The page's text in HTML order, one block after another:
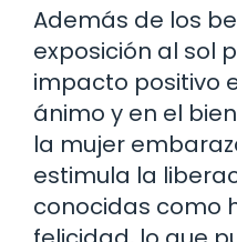
Además de los
exposición al sol
impacto positivo
ánimo y en el
la mujer
estimula la
conocidas como